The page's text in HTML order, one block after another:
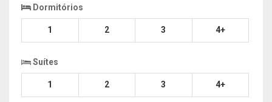
Dormitórios
1 2 3 4+
Suítes
1 2 3 4+